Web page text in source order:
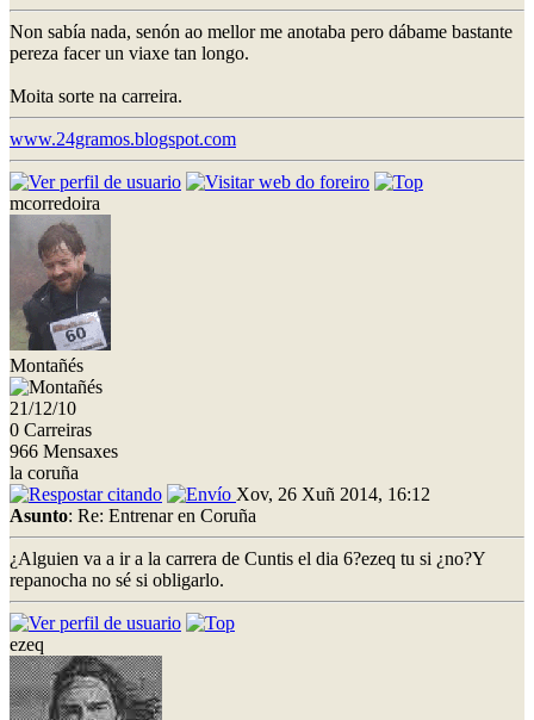
Non sabía nada, senón ao mellor me anotaba pero dábame bastante
pereza facer un viaxe tan longo.
Moita sorte na carreira.
www.24gramos.blogspot.com
mcorredoira
Montañés
21/12/10
0 Carreiras
966 Mensaxes
la coruña
Xov, 26 Xuñ 2014, 16:12
Asunto: Re: Entrenar en Coruña
¿Alguien va a ir a la carrera de Cuntis el dia 6?ezeq tu si ¿no?Y
repanocha no sé si obligarlo.
ezeq